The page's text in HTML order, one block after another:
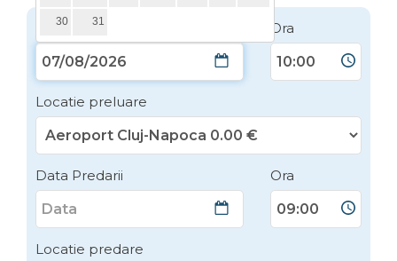
Data Preluarii Ora
Locatie preluare
Data Predarii Ora
Locatie predare
30 31